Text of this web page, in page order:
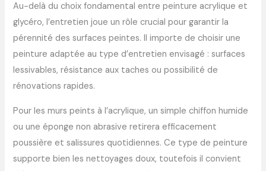
Au-delà du choix fondamental entre peinture acrylique et
glycéro, l’entretien joue un rôle crucial pour garantir la
pérennité des surfaces peintes. Il importe de choisir une
peinture adaptée au type d’entretien envisagé : surfaces
lessivables, résistance aux taches ou possibilité de
rénovations rapides.
Pour les murs peints à l’acrylique, un simple chiffon humide
ou une éponge non abrasive retirera efficacement
poussière et salissures quotidiennes. Ce type de peinture
supporte bien les nettoyages doux, toutefois il convient